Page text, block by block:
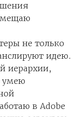
не только
идею.
иерархии,
умею
в Adobe